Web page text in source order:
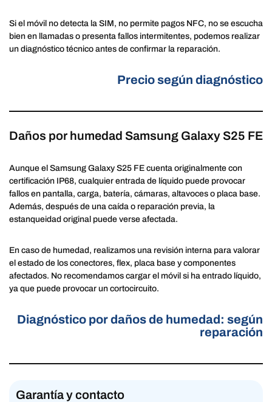
Si el móvil no detecta la SIM, no permite pagos NFC, no se escucha
bien en llamadas o presenta fallos intermitentes, podemos realizar
un diagnóstico técnico antes de confirmar la reparación.
Precio según diagnóstico
Daños por humedad Samsung Galaxy S25 FE
Aunque el Samsung Galaxy S25 FE cuenta originalmente con
certificación IP68, cualquier entrada de líquido puede provocar
fallos en pantalla, carga, batería, cámaras, altavoces o placa base.
Además, después de una caída o reparación previa, la
estanqueidad original puede verse afectada.
En caso de humedad, realizamos una revisión interna para valorar
el estado de los conectores, flex, placa base y componentes
afectados. No recomendamos cargar el móvil si ha entrado líquido,
ya que puede provocar un cortocircuito.
Diagnóstico por daños de humedad: según
reparación
Garantía y contacto